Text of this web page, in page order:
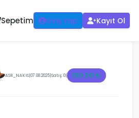
Sepetim Giriş Yap Kayıt Ol
ASR_NAKIS|07.08.2025|Satış: 0| 150.00 ₺